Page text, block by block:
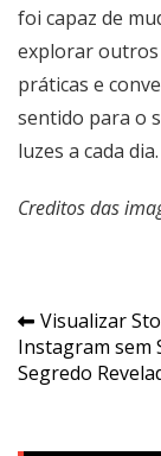
foi capaz de
explorar outros
práticas e
sentido para o
luzes a cada dia.
Creditos das
de
Visualizar
Instagram sem
Segredo